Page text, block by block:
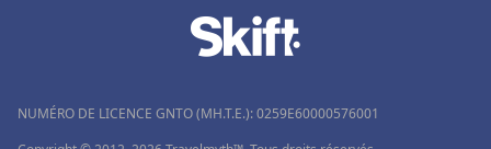
NUMÉRO DE LICENCE GNTO (MH.T.E.): 0259Ε60000576001